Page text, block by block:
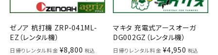
ゼノア 杭打機 ZRP-041ML-
EZ（レンタル機）
日帰りレンタル料金 ¥8,800 税込
マキタ 充電式アースオーガ
DG002GZ（レンタル機）
日帰りレンタル料金 ¥4,950 税込